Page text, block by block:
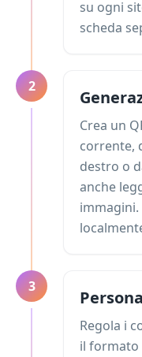
su ogni
scheda
2
Crea un
corrente,
destro o
anche
3
Regola i
il formato